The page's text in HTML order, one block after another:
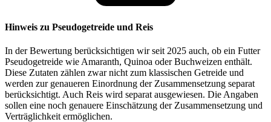
Hinweis zu Pseudogetreide und Reis
In der Bewertung berücksichtigen wir seit 2025 auch, ob ein Futter
Pseudogetreide wie Amaranth, Quinoa oder Buchweizen enthält.
Diese Zutaten zählen zwar nicht zum klassischen Getreide und
werden zur genaueren Einordnung der Zusammensetzung separat
berücksichtigt. Auch Reis wird separat ausgewiesen. Die Angaben
sollen eine noch genauere Einschätzung der Zusammensetzung und
Verträglichkeit ermöglichen.